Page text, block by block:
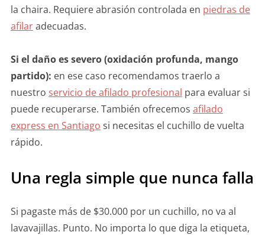
la chaira. Requiere abrasión controlada en piedras de
afilaradecuadas.
Si el daño es severo (oxidación profunda, mango
partido): en ese caso recomendamos traerlo a
nuestro servicio de afilado profesional para evaluar si
puede recuperarse. También ofrecemos afilado
express en Santiago si necesitas el cuchillo de vuelta
rápido.
Una regla simple que nunca falla
Si pagaste más de $30.000 por un cuchillo, no va al
lavavajillas. Punto. No importa lo que diga la etiqueta,